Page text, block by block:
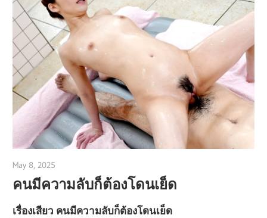
May 8, 2025
คนมีความลับก็ต้องโดนเย็ด
เรื่องเสียว คนมีความลับก็ต้องโดนเย็ด